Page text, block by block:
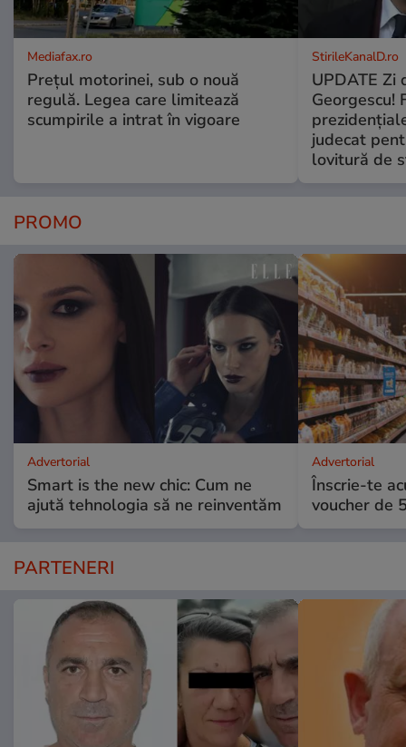
Mediafax.ro
Prețul motorinei, sub o nouă
regulă. Legea care limitează
scumpirile a intrat în vigoare
StirileKanalD.ro
UPDATE Zi
Georgescu!
judecat
lovitură de
PROMO
Advertorial
Smart is the new chic: Cum ne
ajută tehnologia să ne reinventăm
Advertorial
Înscrie-te
voucher de
PARTENERI